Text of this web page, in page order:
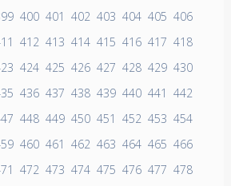
400 401 402 403 404 405 406
412 413 414 415 416 417 418
424 425 426 427 428 429 430
436 437 438 439 440 441 442
448 449 450 451 452 453 454
460 461 462 463 464 465 466
472 473 474 475 476 477 478